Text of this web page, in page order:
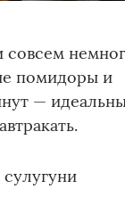
помидоры и
—